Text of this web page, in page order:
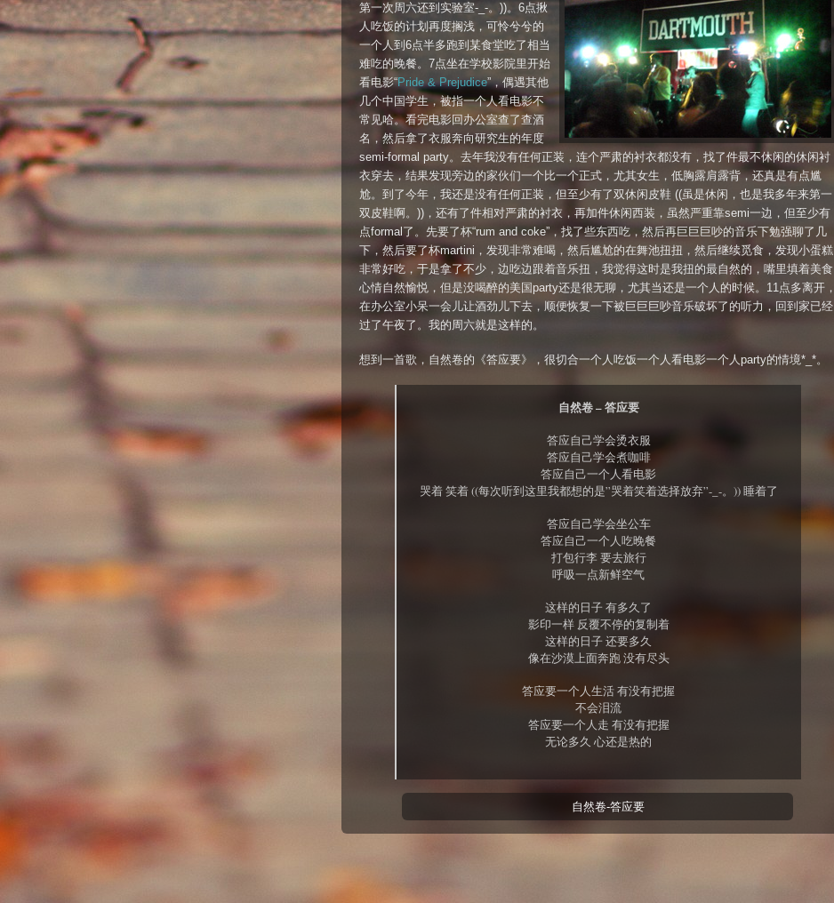
第一次周六还到实验室-_-。))。6点揪
人吃饭的计划再度搁浅，可怜兮兮的
一个人到6点半多跑到某食堂吃了相当
难吃的晚餐。7点坐在学校影院里开始
看电影“Pride & Prejudice”，偶遇其他
几个中国学生，被指一个人看电影不
常见哈。看完电影回办公室查了查酒
名，然后拿了衣服奔向研究生的年度
semi-formal party。去年我没有任何正装，连个严肃的衬衣都没有，找了件最不休闲的休闲衬
衣穿去，结果发现旁边的家伙们一个比一个正式，尤其女生，低胸露肩露背，还真是有点尴
尬。到了今年，我还是没有任何正装，但至少有了双休闲皮鞋 ((虽是休闲，也是我多年来第一
双皮鞋啊。))，还有了件相对严肃的衬衣，再加件休闲西装，虽然严重靠semi一边，但至少有
点formal了。先要了杯“rum and coke”，找了些东西吃，然后再巨巨巨吵的音乐下勉强聊了几
下，然后要了杯martini，发现非常难喝，然后尴尬的在舞池扭扭，然后继续觅食，发现小蛋糕
非常好吃，于是拿了不少，边吃边跟着音乐扭，我觉得这时是我扭的最自然的，嘴里填着美食
心情自然愉悦，但是没喝醉的美国party还是很无聊，尤其当还是一个人的时候。11点多离开，
在办公室小呆一会儿让酒劲儿下去，顺便恢复一下被巨巨巨吵音乐破坏了的听力，回到家已经
过了午夜了。我的周六就是这样的。
想到一首歌，自然卷的《答应要》，很切合一个人吃饭一个人看电影一个人party的情境*_*。
自然卷 – 答应要
答应自己学会烫衣服
答应自己学会煮咖啡
答应自己一个人看电影
哭着 笑着 ((每次听到这里我都想的是”哭着笑着选择放弃”-_-。)) 睡着了
答应自己学会坐公车
答应自己一个人吃晚餐
打包行李 要去旅行
呼吸一点新鲜空气
这样的日子 有多久了
影印一样 反覆不停的复制着
这样的日子 还要多久
像在沙漠上面奔跑 没有尽头
答应要一个人生活 有没有把握
不会泪流
答应要一个人走 有没有把握
无论多久 心还是热的
自然卷-答应要